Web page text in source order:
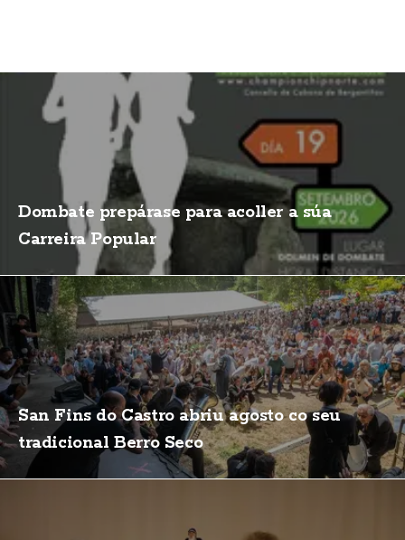
Dombate prepárase para acoller a súa
Carreira Popular
San Fins do Castro abriu agosto co seu
tradicional Berro Seco